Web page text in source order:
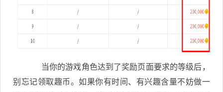
当你的游戏角色达到了奖励页面要求的等级后，
别忘记领取趣币。如果你有时间、有兴趣含量不妨做一